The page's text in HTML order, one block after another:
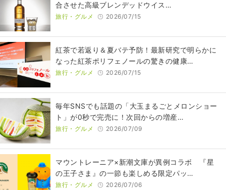
合させた高級ブレンデッドウイス…
旅行・グルメ 2026/07/15
紅茶で若返り＆夏バテ予防！最新研究で明らかに
なった紅茶ポリフェノールの驚きの健康…
旅行・グルメ 2026/07/15
毎年SNSでも話題の「大玉まるごとメロンショー
ト」が0秒で完売に！次回からの増産…
旅行・グルメ 2026/07/09
マウントレーニア×新潮文庫が異例コラボ 『星
の王子さま』の一節も楽しめる限定パッ…
旅行・グルメ 2026/07/06